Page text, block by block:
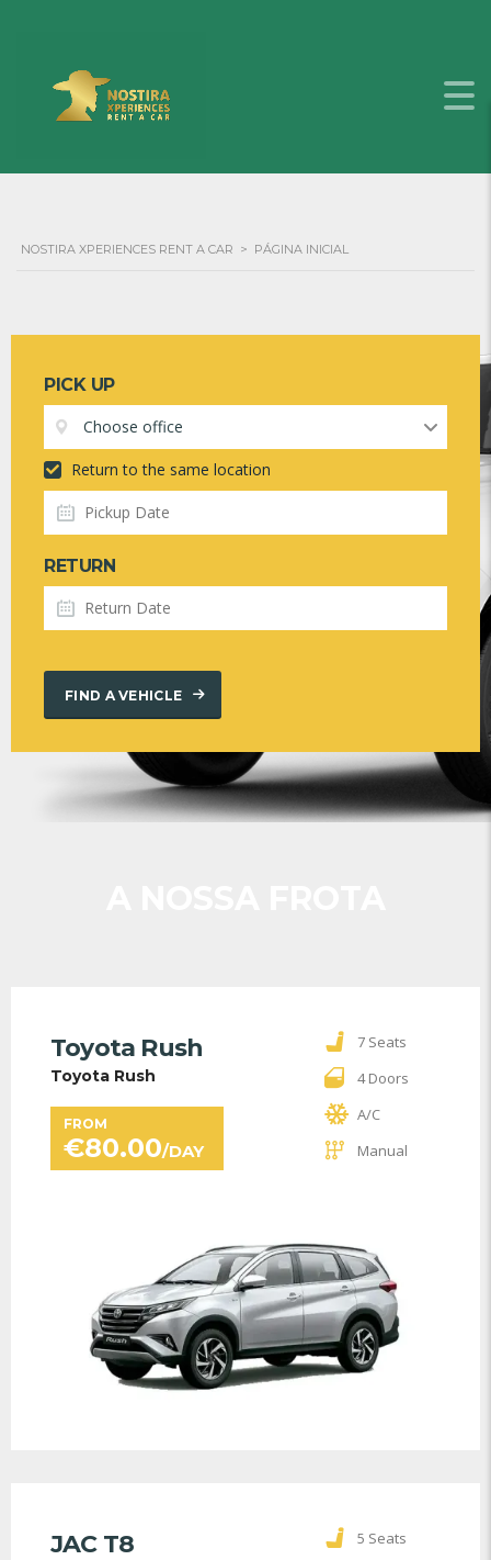
NOSTIRA XPERIENCES RENT A CAR > PÁGINA INICIAL
PICK UP
Choose office
Return to the same location
RETURN
FIND A VEHICLE
Toyota Rush
Toyota Rush
FROM
€80.00/DAY
7 Seats
4 Doors
A/C
Manual
JAC T8
5 Seats